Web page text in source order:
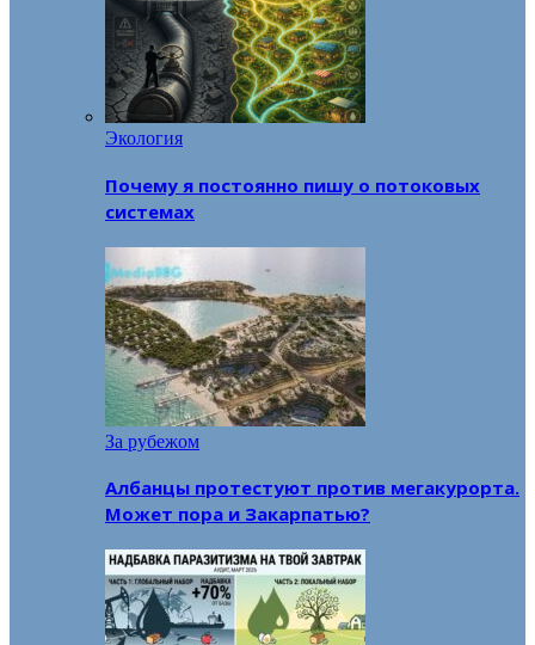
Экология
Почему я постоянно пишу о потоковых
системах
За рубежом
Албанцы протестуют против мегакурорта.
Может пора и Закарпатью?